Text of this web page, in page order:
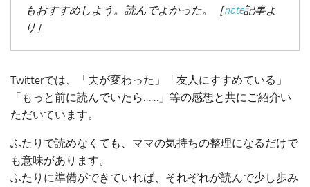
もおすすめしよう。読んでよかった。［note記事よ
り］
Twitterでは、「夫が変わった」「友人にすすめている」
「もっと前に読んでいたら……」等の感想と共にご紹介い
ただいています。
ふたりで読めなくても、ママの気持ちの整理になるだけで
も意味があります。
ふたりに準備ができていれば、それぞれが読んで少し歩み